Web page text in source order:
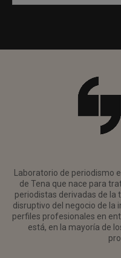
Laboratorio de periodismo
de Tena que nace para
periodistas derivadas de la
disruptivo del negocio de la
perfiles profesionales en
está, en la mayoría de